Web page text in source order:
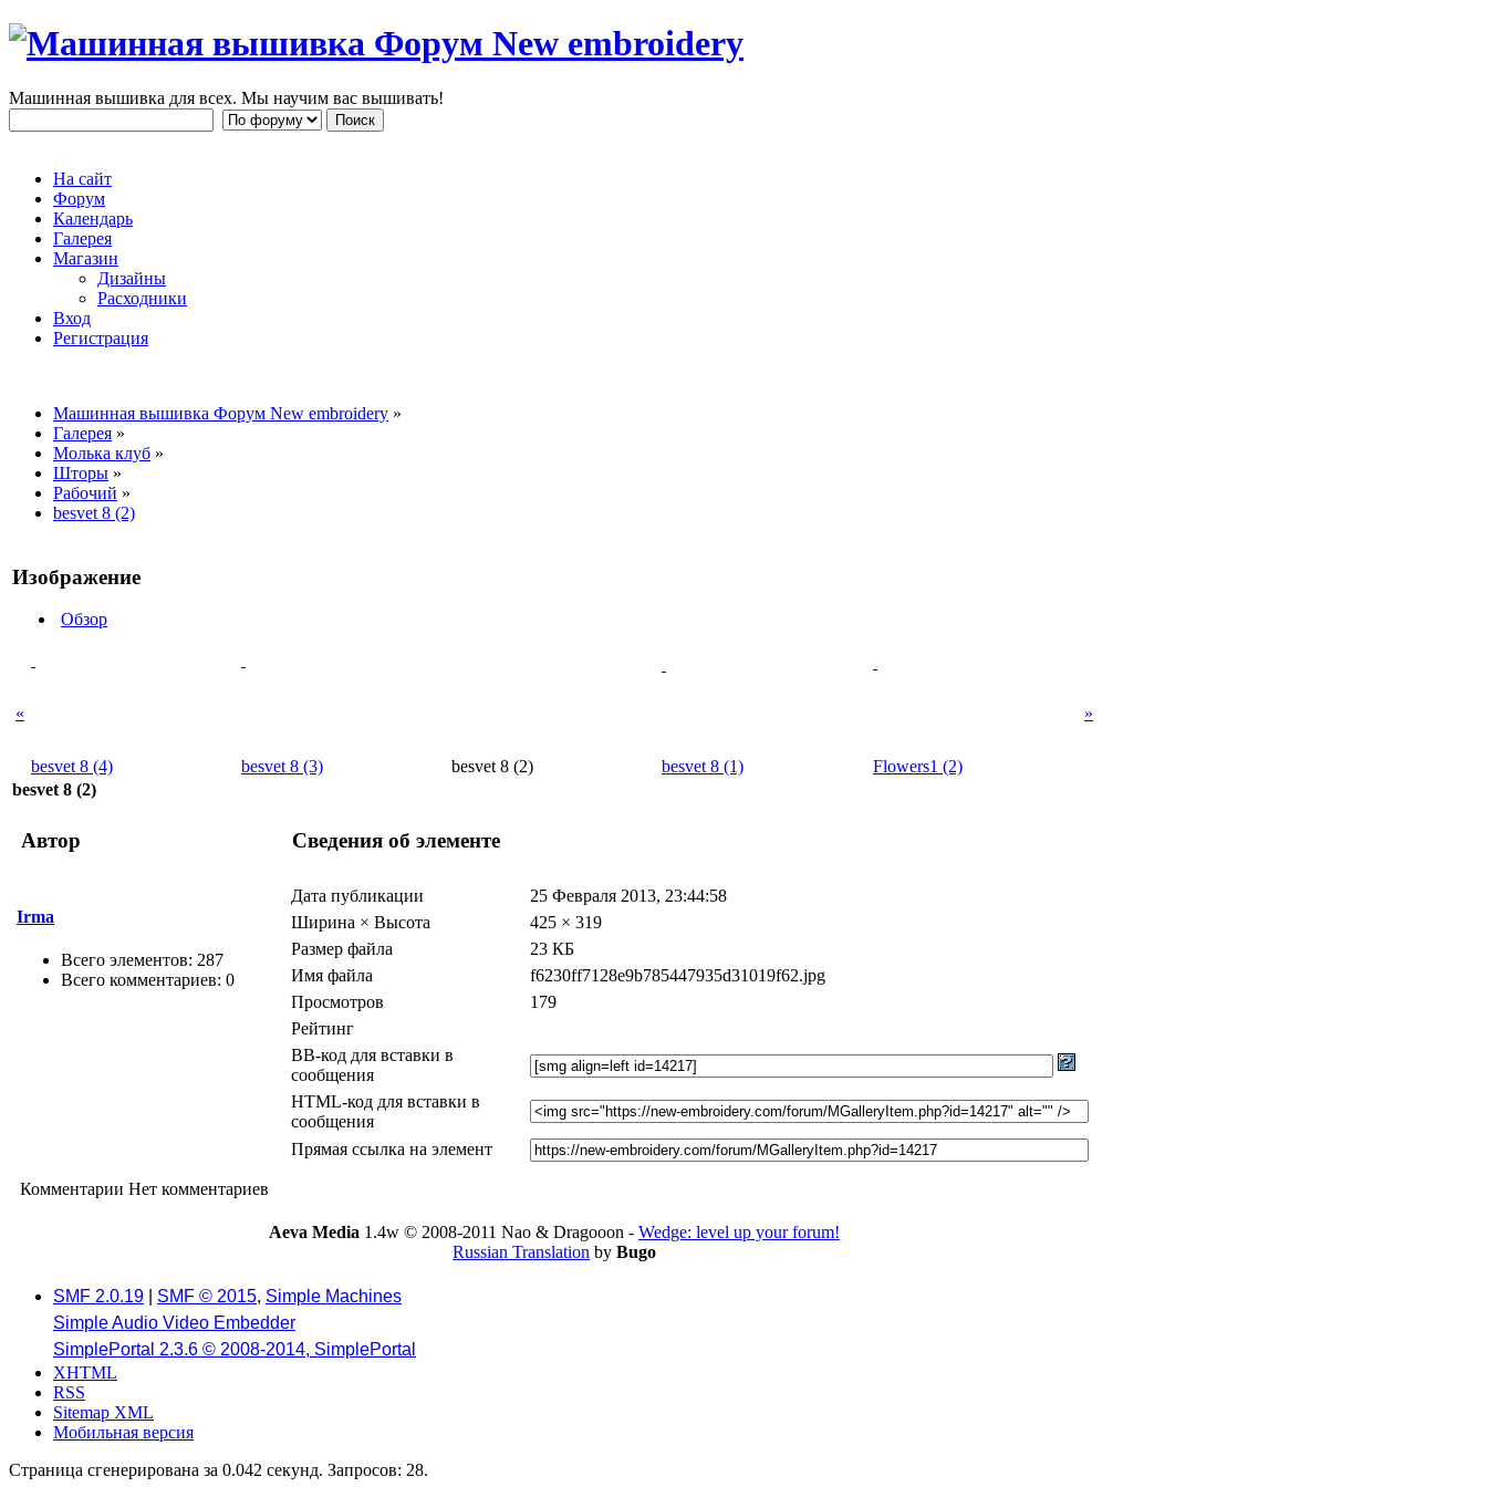
Машинная вышивка для всех. Мы научим вас вышивать!
На сайт
Форум
Календарь
Галерея
Магазин
Дизайны
Расходники
Вход
Регистрация
Машинная вышивка Форум New embroidery »
Галерея »
Молька клуб »
Шторы »
Рабочий »
besvet 8 (2)
Изображение
Обзор
« »
besvet 8 (4) besvet 8 (3) besvet 8 (2) besvet 8 (1)
Flowers1 (2)
besvet 8 (2)
Автор Сведения об элементе
Irma
Всего элементов: 287
Всего комментариев: 0
Дата публикации
25 Февраля 2013, 23:44:58
Ширина × Высота
425 × 319
Размер файла
23 КБ
Имя файла
f6230ff7128e9b785447935d31019f62.jpg
Просмотров
179
Рейтинг
BB-код для вставки в
сообщения
HTML-код для вставки в
сообщения
Прямая ссылка на элемент
Комментарии Нет комментариев
Aeva Media 1.4w © 2008-2011 Nao & Dragooon - Wedge: level up your forum!
Russian Translation by Bugo
SMF 2.0.19 SMF © 2015, Simple Machines
Simple Audio Video Embedder
SimplePortal 2.3.6 © 2008-2014, SimplePortal
XHTML
RSS
Sitemap XML
Мобильная версия
Страница сгенерирована за 0.042 секунд. Запросов: 28.